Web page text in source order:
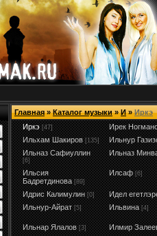
Главная»Каталог музыки»И» Иркэ
Иркэ [47]
Ирек
Ильхам Шакиров [135]
Ильнур
Ильназ Сафиуллин
[6]
Ильназ
Ильсия
Бадретдинова [89]
Илсаф [6]
Идрис Калимулин [0]
Идел
Ильнур-Айрат [5] Ильвина [4]
Ильнар Ялалов [3] Илмир